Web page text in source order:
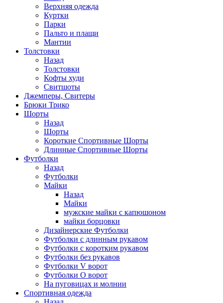
Верхняя одежда
Куртки
Парки
Пальто и плащи
Мантии
Толстовки
Назад
Толстовки
Кофты худи
Свитшоты
Джемперы, Свитеры
Брюки Трико
Шорты
Назад
Шорты
Короткие Спортивные Шорты
Длинные Спортивные Шорты
Футболки
Назад
Футболки
Майки
Назад
Майки
мужские майки с капюшоном
майки борцовки
Дизайнерские Футболки
Футболки с длинным рукавом
Футболки с коротким рукавом
Футболки без рукавов
Футболки V ворот
Футболки O ворот
На пуговицах и молнии
Спортивная одежда